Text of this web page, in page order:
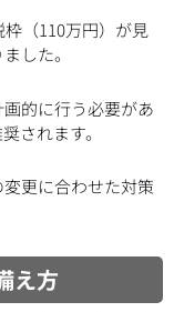
（110万円）が見
した。
的に行う必要があ
されます。
更に合わせた対策
え方